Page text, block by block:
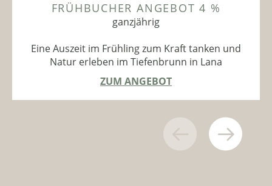
FRÜHBUCHER ANGEBOT 4 %
ganzjährig
Eine Auszeit im Frühling zum Kraft tanken und
Natur erleben im Tiefenbrunn in Lana
ZUM ANGEBOT